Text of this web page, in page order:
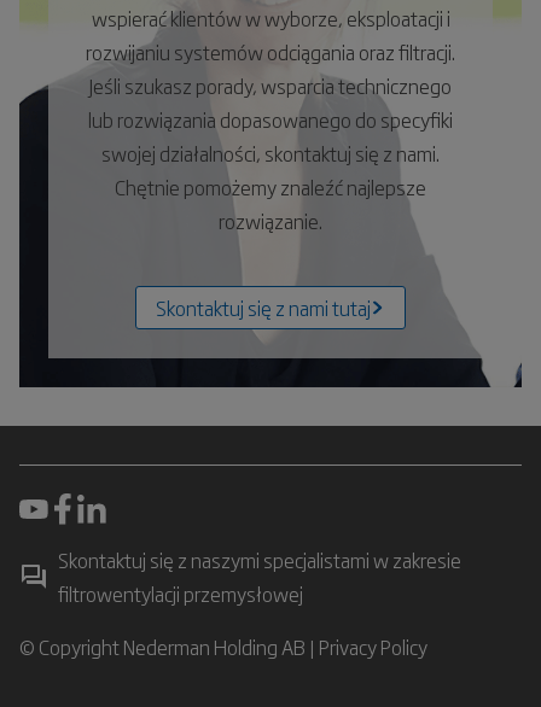
wspierać klientów w wyborze, eksploatacji i
rozwijaniu systemów odciągania oraz filtracji.
Jeśli szukasz porady, wsparcia technicznego
lub rozwiązania dopasowanego do specyfiki
swojej działalności, skontaktuj się z nami.
Chętnie pomożemy znaleźć najlepsze
rozwiązanie.
Skontaktuj się z nami tutaj
Skontaktuj się z naszymi specjalistami w zakresie
filtrowentylacji przemysłowej
© Copyright Nederman Holding AB | Privacy Policy